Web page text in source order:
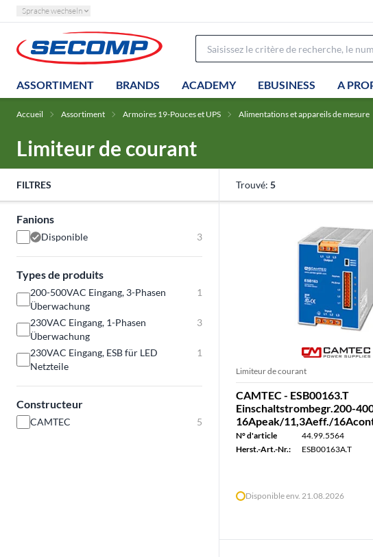
Sprache wechseln
ASSORTIMENT BRANDS ACADEMY EBUSINESS A
Accueil Assortiment Armoires 19-Pouces et UPS Alimentations et appareils de mesure
Limiteur de courant
FILTRES
Fanions
Disponible 3
Types de produits
200-500VAC Eingang, 3-Phasen
Überwachung
1
230VAC Eingang, 1-Phasen
Überwachung
3
230VAC Eingang, ESB für LED
Netzteile
1
Constructeur
CAMTEC 5
Trouvé: 5
Limiteur de courant
CAMTEC - ESB00163.T
Einschaltstrombegr.200-
16Apeak/11,3Aeff./
N° d'article
44.99.5564
Herst.-Art.-Nr.:
ESB00163A.T
Disponible env. 21.08.2026